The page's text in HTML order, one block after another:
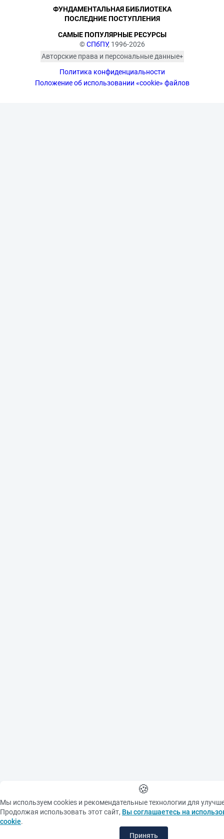
©СПбПУ, 1996-2026
Авторские права и персональные данные
изображённых лиц в соответствии
с требованиями законодательства
Политика конфиденциальности
Положение об использовании «cookie» файлов
ФУНДАМЕНТАЛЬНАЯ БИБЛИОТЕКА
ПОСЛЕДНИЕ ПОСТУПЛЕНИЯ
САМЫЕ ПОПУЛЯРНЫЕ РЕСУРСЫ
🍪
Мы используем cookies и рекомендательные технологии для
Продолжая использовать этот сайт, Вы соглашаетесь на
cookie.
Принять